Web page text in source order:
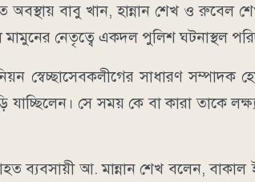
বাবু খান, হান্নান শেখ ও রুবেল
নেতৃত্বে একদল পুলিশ ঘটনাস্থল
স্বেচ্ছাসেবকলীগের সাধারণ সম্পাদক
যাচ্ছিলেন। সে সময় কে বা কারা তাকে
ব্যবসায়ী আ. মান্নান শেখ বলেন, বাকাল